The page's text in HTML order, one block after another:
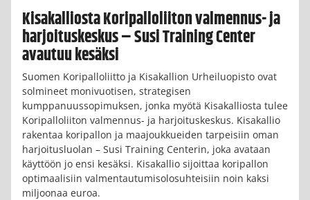
Kisakalliosta Koripalloliiton valmennus- ja
harjoituskeskus – Susi Training Center
avautuu kesäksi
Suomen Koripalloliitto ja Kisakallion Urheiluopisto ovat
solmineet monivuotisen, strategisen
kumppanuussopimuksen, jonka myötä Kisakalliosta tulee
Koripalloliiton valmennus- ja harjoituskeskus. Kisakallio
rakentaa koripallon ja maajoukkueiden tarpeisiin oman
harjoitusluolan – Susi Training Centerin, joka avataan
käyttöön jo ensi kesäksi. Kisakallio sijoittaa koripallon
optimaalisiin valmentautumisolosuhteisiin noin kaksi
miljoonaa euroa.